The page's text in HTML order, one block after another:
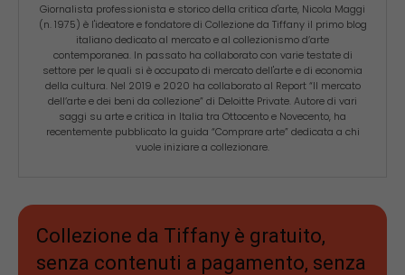
Giornalista professionista e storico della critica d'arte, Nicola Maggi
(n. 1975) è l'ideatore e fondatore di Collezione da Tiffany il primo blog
italiano dedicato al mercato e al collezionismo d’arte
contemporanea. In passato ha collaborato con varie testate di
settore per le quali si è occupato di mercato dell'arte e di economia
della cultura. Nel 2019 e 2020 ha collaborato al Report “Il mercato
dell’arte e dei beni da collezione” di Deloitte Private. Autore di vari
saggi su arte e critica in Italia tra Ottocento e Novecento, ha
recentemente pubblicato la guida “Comprare arte” dedicata a chi
vuole iniziare a collezionare.
Collezione da Tiffany è gratuito,
senza contenuti a pagamento, senza